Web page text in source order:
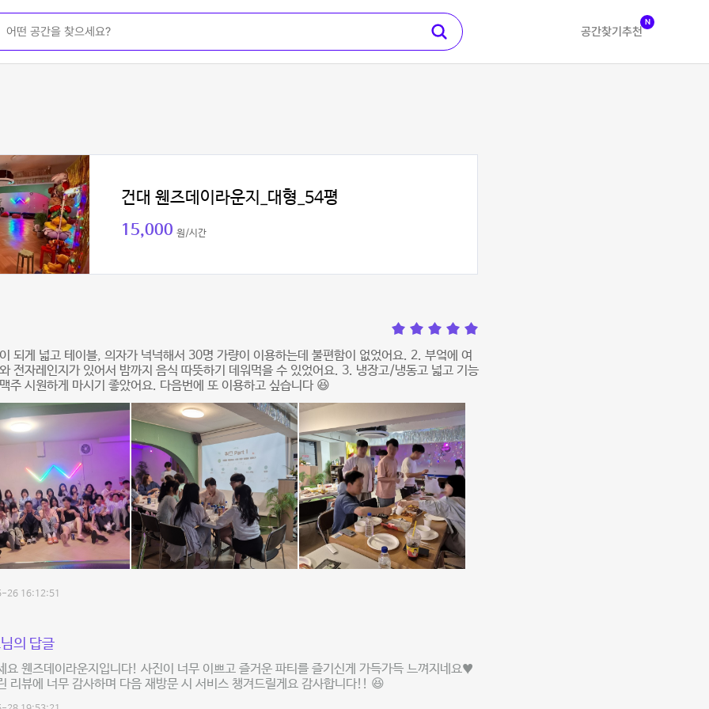
공간찾기 추천
N
건대 웬즈데이라운지_대형_54평
15,000 원/시간
되게 넓고 테이블, 의자가 넉넉해서 30명 가량이 이용하는데 불편함이 없었어요. 2. 부엌에 여
전자레인지가 있어서 밤까지 음식 따뜻하기 데워먹을 수 있었어요. 3. 냉장고/냉동고 넓고 기능
주 시원하게 마시기 좋았어요. 다음번에 또 이용하고 싶습니다 😆
26 16:12:51
의 답글
요 웬즈데이라운지입니다! 사진이 너무 이쁘고 즐거운 파티를 즐기신게 가득가득 느껴지네요♥
리뷰에 너무 감사하며 다음 재방문 시 서비스 챙겨드릴게요 감사합니다!! 😆